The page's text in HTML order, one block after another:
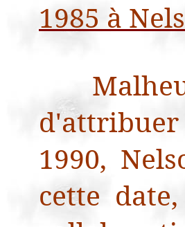
1985 à
d'attribuer
1990,
cette